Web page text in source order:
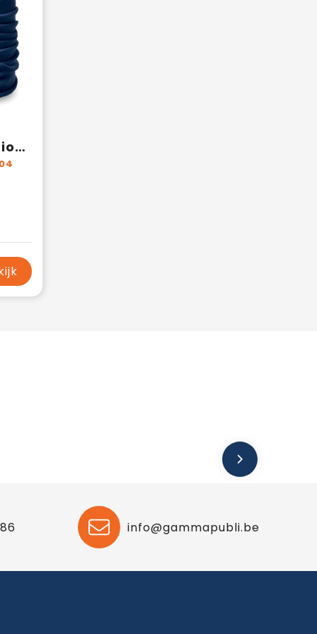
DARIA - Multifunction scarf, microfiber
info@gammapubli.be